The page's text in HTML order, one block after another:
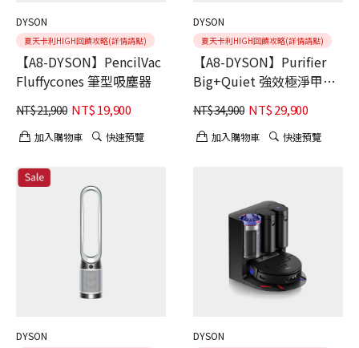
DYSON
夏天卡利HIGH回饋攻略(詳情請點)
【A8-DYSON】PencilVac
Fluffycones 筆型吸塵器
NT$21,900 NT$19,900
加入購物車 快速預覽
DYSON
夏天卡利HIGH回饋攻略(詳情請點)
【A8-DYSON】Purifier
Big+Quiet 強效極淨甲醛
偵測空氣清淨機BP04
NT$34,900 NT$29,900
加入購物車 快速預覽
DYSON DYSON